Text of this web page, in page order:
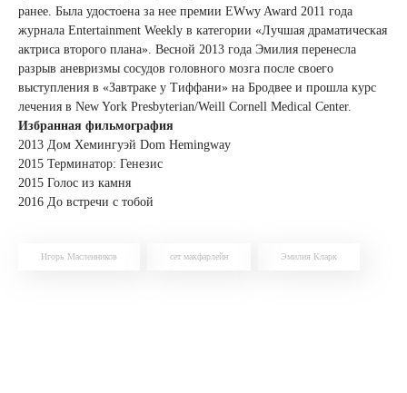
ранее. Была удостоена за нее премии EWwy Award 2011 года
журнала Entertainment Weekly в категории «Лучшая драматическая
актриса второго плана». Весной 2013 года Эмилия перенесла
разрыв аневризмы сосудов головного мозга после своего
выступления в «Завтраке у Тиффани» на Бродвее и прошла курс
лечения в New York Presbyterian/Weill Cornell Medical Center.
Избранная фильмография
2013 Дом Хемингуэй Dom Hemingway
2015 Терминатор: Генезис
2015 Голос из камня
2016 До встречи с тобой
Игорь Масленников сет макфарлейн Эмилия Кларк